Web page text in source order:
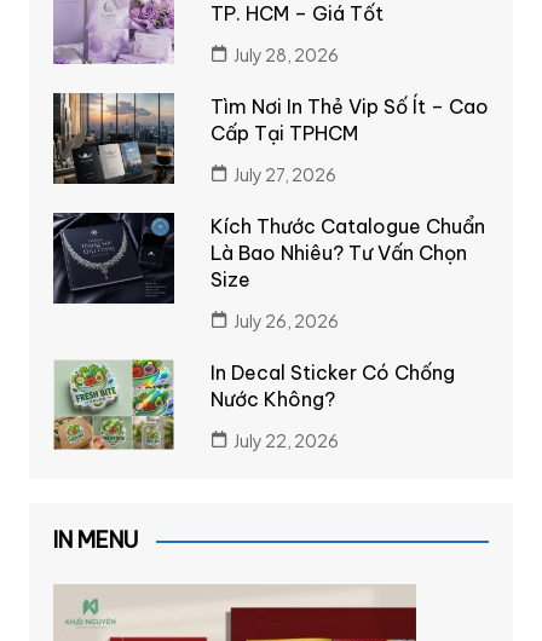
TP. HCM – Giá Tốt
July 28, 2026
Tìm Nơi In Thẻ Vip Số Ít – Cao
Cấp Tại TPHCM
July 27, 2026
Kích Thước Catalogue Chuẩn
Là Bao Nhiêu? Tư Vấn Chọn
Size
July 26, 2026
In Decal Sticker Có Chống
Nước Không?
July 22, 2026
IN MENU